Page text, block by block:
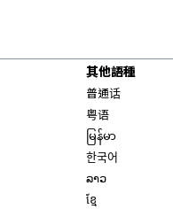
其他語種
普通话
粤语
မြန်မာ
한국어
ລາວ
ខ្មែ